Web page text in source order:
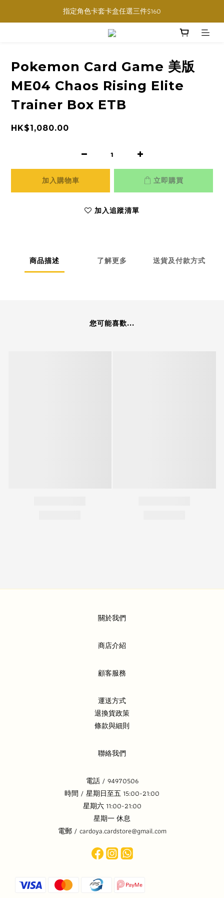
購物滿$1000免運費 (香港限定, 預訂商品除外)
指定角色卡套卡盒任選三件$160
購物滿$1000免運費 (香港限定, 預訂商品除外)
Pokemon Card Game 美版
ME04 Chaos Rising Elite
Trainer Box ETB
HK$1,080.00
加入購物車 立即購買
加入追蹤清單
商品描述 了解更多 送貨及付款方式
您可能喜歡...
關於我們
商店介紹
顧客服務
運送方式
退換貨政策
條款與細則
聯絡我們
電話 / 94970506
時間 / 星期日至五 15:00-21:00
星期六 11:00-21:00
星期一 休息
電郵 / cardoya.cardstore@gmail.com